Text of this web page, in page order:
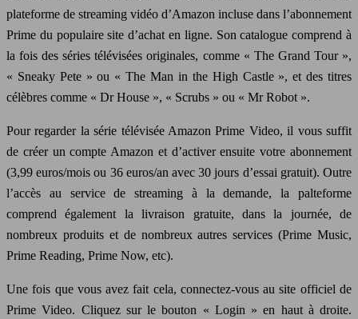
plateforme de streaming vidéo d’Amazon incluse dans l’abonnement
Prime du populaire site d’achat en ligne. Son catalogue comprend à
la fois des séries télévisées originales, comme « The Grand Tour »,
« Sneaky Pete » ou « The Man in the High Castle », et des titres
célèbres comme « Dr House », « Scrubs » ou « Mr Robot ».
Pour regarder la série télévisée Amazon Prime Video, il vous suffit
de créer un compte Amazon et d’activer ensuite votre abonnement
(3,99 euros/mois ou 36 euros/an avec 30 jours d’essai gratuit). Outre
l’accès au service de streaming à la demande, la palteforme
comprend également la livraison gratuite, dans la journée, de
nombreux produits et de nombreux autres services (Prime Music,
Prime Reading, Prime Now, etc).
Une fois que vous avez fait cela, connectez-vous au site officiel de
Prime Video. Cliquez sur le bouton « Login » en haut à droite.